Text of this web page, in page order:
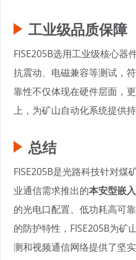
工业级品质保障
FISE205B选用工业级核心器
抗震动、电磁兼容等测试，
靠性不仅体现在硬件层面，
上，为矿山自动化系统提供
总结
FISE205B是光路科技针对煤
业通信需求推出的本安型嵌
的光电口配置、低功耗高可
的防护特性，FISE205B为矿
测和视频通信网络提供了坚实